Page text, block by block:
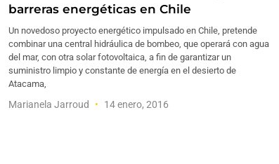
barreras energéticas en Chile
Un novedoso proyecto energético impulsado en Chile, pretende
combinar una central hidráulica de bombeo, que operará con agua
del mar, con otra solar fotovoltaica, a fin de garantizar un
suministro limpio y constante de energía en el desierto de
Atacama,
Marianela Jarroud 14 enero, 2016